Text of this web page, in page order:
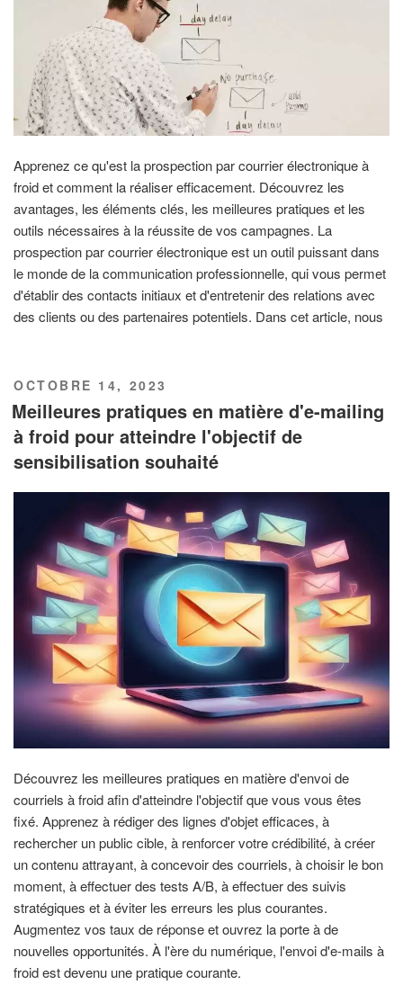
Apprenez ce qu'est la prospection par courrier électronique à
froid et comment la réaliser efficacement. Découvrez les
avantages, les éléments clés, les meilleures pratiques et les
outils nécessaires à la réussite de vos campagnes. La
prospection par courrier électronique est un outil puissant dans
le monde de la communication professionnelle, qui vous permet
d'établir des contacts initiaux et d'entretenir des relations avec
des clients ou des partenaires potentiels. Dans cet article, nous
PUBLIÉ
LE
OCTOBRE 14, 2023
Meilleures pratiques en matière d'e-mailing
à froid pour atteindre l'objectif de
sensibilisation souhaité
Découvrez les meilleures pratiques en matière d'envoi de
courriels à froid afin d'atteindre l'objectif que vous vous êtes
fixé. Apprenez à rédiger des lignes d'objet efficaces, à
rechercher un public cible, à renforcer votre crédibilité, à créer
un contenu attrayant, à concevoir des courriels, à choisir le bon
moment, à effectuer des tests A/B, à effectuer des suivis
stratégiques et à éviter les erreurs les plus courantes.
Augmentez vos taux de réponse et ouvrez la porte à de
nouvelles opportunités. À l'ère du numérique, l'envoi d'e-mails à
froid est devenu une pratique courante.